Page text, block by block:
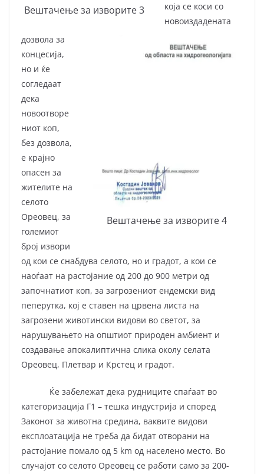
Вештачење за изворите 3
Вештачење за изворите 4
која се коси со
новоиздадената
дозвола за
концесија,
но и ќе
согледаат
дека
новоотворе
ниот коп,
без дозвола,
е крајно
опасен за
жителите на
селото
Ореовец, за
големиот
број извори
од кои се снабдува селото, но и градот, а кои се
наоѓаат на растојание од 200 до 900 метри од
започнатиот коп, за загрозениот ендемски вид
пеперутка, кој е ставен на црвена листа на
загрозени животински видови во светот, за
нарушувањето на општиот природен амбиент и
создавање апокалиптична слика околу селата
Ореовец, Плетвар и Крстец и градот.
Ќе забележат дека рудниците спаѓаат во
категоризација Г1 – тешка индустрија и според
Законот за животна средина, ваквите видови
експлоатација не треба да бидат отворани на
растојание помало од 5 km од населено место. Во
случајот со селото Ореовец се работи само за 200-